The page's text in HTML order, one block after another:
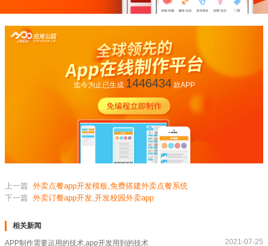
迄今为止已生成 1446434款APP
上一篇 外卖点餐app开发模板,免费搭建外卖点餐系统
下一篇 外卖订餐app开发,开发校园外卖app
相关新闻
APP制作需要运用的技术,app开发用到的技术 2021-07-25